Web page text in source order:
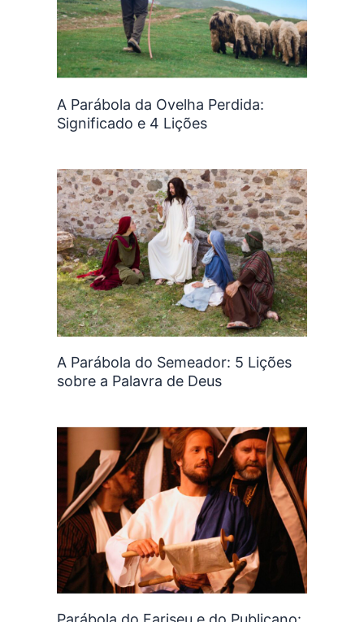
A Parábola da Ovelha Perdida:
Significado e 4 Lições
A Parábola do Semeador: 5 Lições
sobre a Palavra de Deus